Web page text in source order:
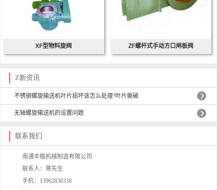
XF型物料旋阀 ZF螺杆式手动方口闸板阀
Z新资讯
不锈钢螺旋输送机叶片损坏该怎么处理?叶片撕破
无轴螺旋输送机的设置问题
联系我们
南通丰楷机械制造有限公司
联系人：蒋先生
手机：13962838338